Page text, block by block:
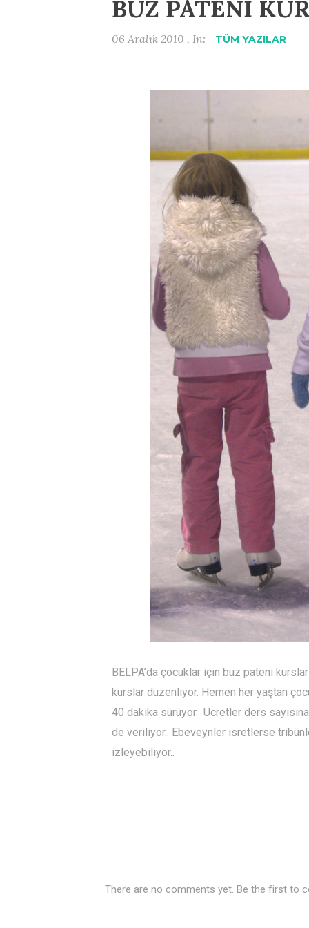
BUZ PATENİ
06 Aralık 2010 , In: TÜM YAZILAR
BELPA’da çocuklar için buz pateni
kurslar düzenliyor. Hemen her yaştan
40 dakika sürüyor. Ücretler ders
de veriliyor.. Ebeveynler isretlerse
izleyebiliyor..
There are no comments yet. Be the first to